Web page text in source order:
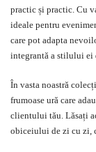
practic și practic. Cu
ideale pentru
care pot adapta
integrantă a stilului ei
În vasta noastră
frumoase ură care
clientului tău. Lăsați
obiceiului de zi cu zi,